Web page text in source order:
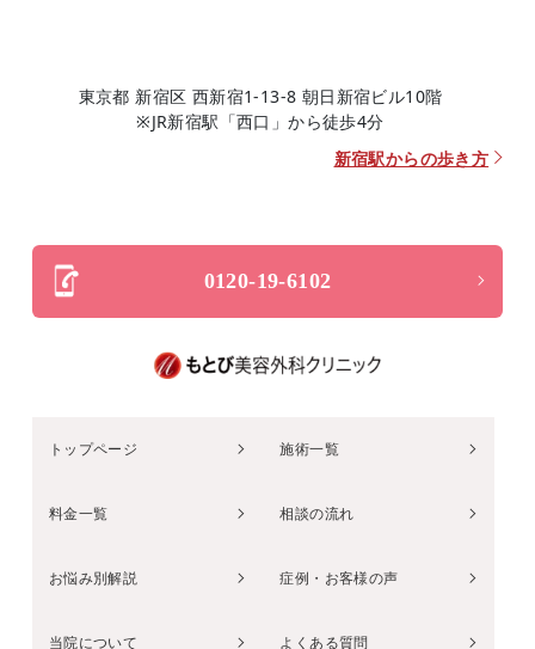
東京都 新宿区 西新宿1-13-8 朝日新宿ビル10階
※JR新宿駅「西口」から徒歩4分
新宿駅からの歩き方
0120-19-6102
トップページ 施術一覧
料金一覧 相談の流れ
お悩み別解説 症例・お客様の声
当院について よくある質問